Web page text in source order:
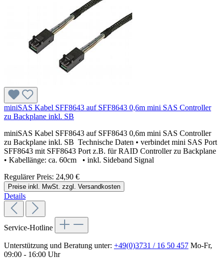
miniSAS Kabel SFF8643 auf SFF8643 0,6m mini SAS Controller
zu Backplane inkl. SB
miniSAS Kabel SFF8643 auf SFF8643 0,6m mini SAS Controller
zu Backplane inkl. SB Technische Daten • verbindet mini SAS Port
SFF8643 mit SFF8643 Port z.B. für RAID Controller zu Backplane
• Kabellänge: ca. 60cm • inkl. Sideband Signal
Regulärer Preis: 24,90 €
Preise inkl. MwSt. zzgl. Versandkosten
Details
Service-Hotline
Unterstützung und Beratung unter: +49(0)3731 / 16 50 457 Mo-Fr,
09:00 - 16:00 Uhr